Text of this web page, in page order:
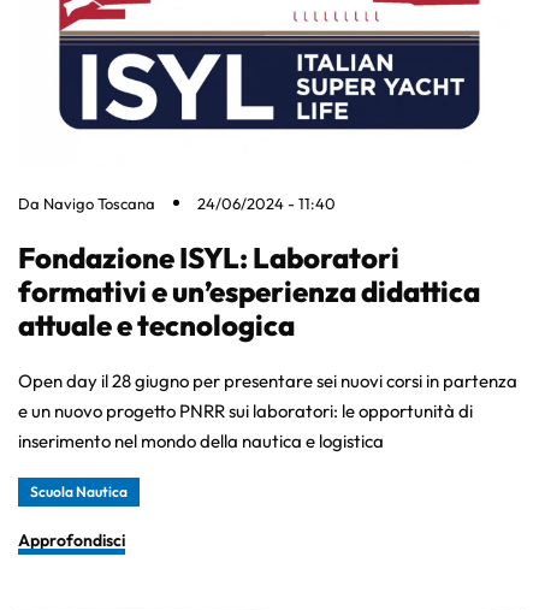
Da Navigo Toscana 24/06/2024 - 11:40
Fondazione ISYL: Laboratori
formativi e un’esperienza didattica
attuale e tecnologica
Open day il 28 giugno per presentare sei nuovi corsi in partenza
e un nuovo progetto PNRR sui laboratori: le opportunità di
inserimento nel mondo della nautica e logistica
Scuola Nautica
Approfondisci